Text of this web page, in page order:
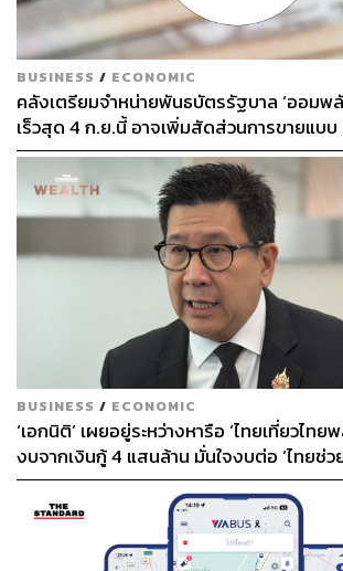
BUSINESS / ECONOMIC
คลังเตรียมจำหน่ายพันธบัตรรัฐบาล ‘ออมพ
เร็วสุด 4 ก.ย.นี้ อาจเพิ่มสัดส่วนการขายแบ
First มากขึ้น
BUSINESS / ECONOMIC
‘เอกนิติ’ เผยอยู่ระหว่างหารือ ‘ไทยเที่ยวไทย
งบจากเงินกู้ 4 แสนล้าน มั่นใจงบต่อ ‘ไทยช่ว
เฟส 2 มีเพียงพอ